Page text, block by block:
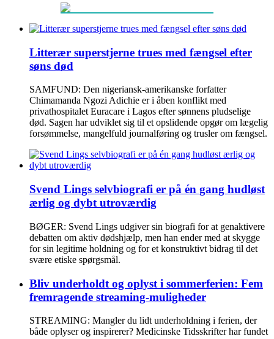
Litterær superstjerne trues med fængsel efter
søns død
SAMFUND: Den nigeriansk-amerikanske forfatter
Chimamanda Ngozi Adichie er i åben konflikt med
privathospitalet Euracare i Lagos efter sønnens pludselige
død. Sagen har udviklet sig til et opslidende opgør om lægelig
forsømmelse, mangelfuld journalføring og trusler om fængsel.
Svend Lings selvbiografi er på én gang hudløst
ærlig og dybt utroværdig
BØGER: Svend Lings udgiver sin biografi for at genaktivere
debatten om aktiv dødshjælp, men han ender med at skygge
for sin legitime holdning og for et konstruktivt bidrag til det
svære etiske spørgsmål.
Bliv underholdt og oplyst i sommerferien: Fem
fremragende streaming-muligheder
STREAMING: Mangler du lidt underholdning i ferien, der
både oplyser og inspirerer? Medicinske Tidsskrifter har fundet